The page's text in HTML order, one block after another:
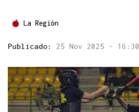
La Región
Publicado: 25 Nov 2025 - 16:30